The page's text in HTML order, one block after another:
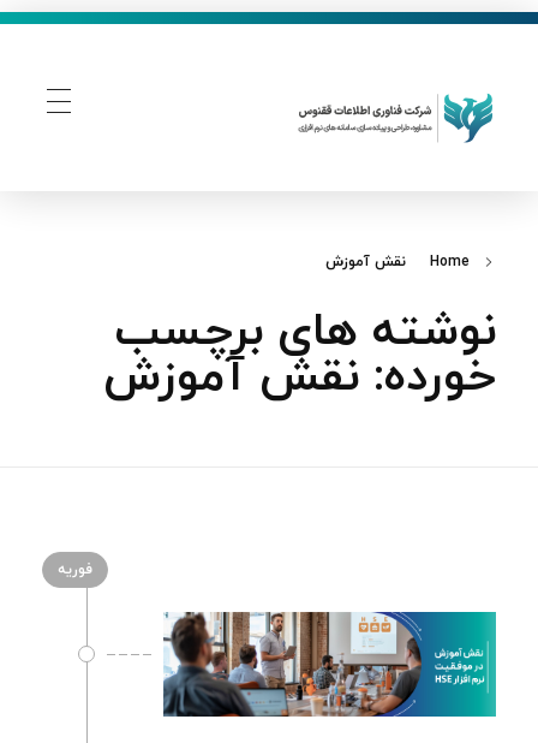
Home نقش آموزش
نوشته های برچسب
خورده: نقش آموزش
فوریه